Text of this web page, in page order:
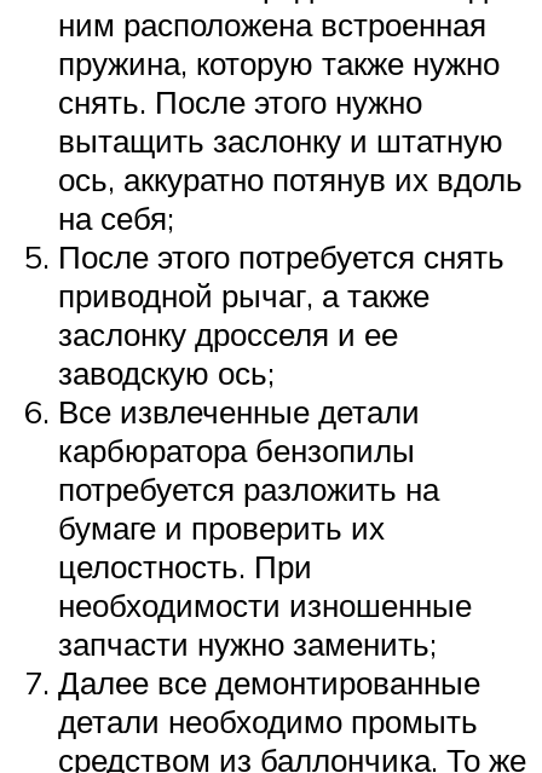
ним расположена встроенная
пружина, которую также нужно
снять. После этого нужно
вытащить заслонку и штатную
ось, аккуратно потянув их вдоль
на себя;
После этого потребуется снять
приводной рычаг, а также
заслонку дросселя и ее
заводскую ось;
Все извлеченные детали
карбюратора бензопилы
потребуется разложить на
бумаге и проверить их
целостность. При
необходимости изношенные
запчасти нужно заменить;
Далее все демонтированные
детали необходимо промыть
средством из баллончика. То же